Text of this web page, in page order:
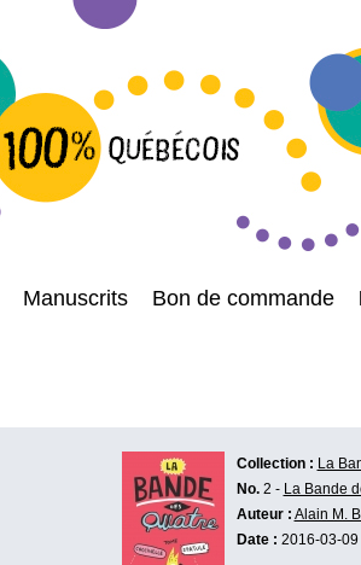
Manuscrits Bon de commande
Collection : La
No.2 - La Bande
Auteur : Alain M.
Date : 2016-03-09